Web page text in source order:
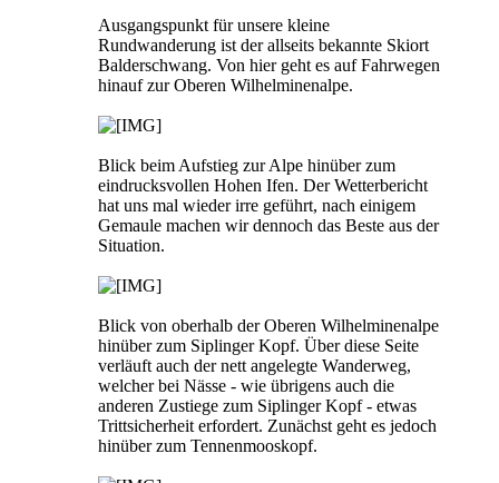
Ausgangspunkt für unsere kleine
Rundwanderung ist der allseits bekannte Skiort
Balderschwang. Von hier geht es auf Fahrwegen
hinauf zur Oberen Wilhelminenalpe.
Blick beim Aufstieg zur Alpe hinüber zum
eindrucksvollen Hohen Ifen. Der Wetterbericht
hat uns mal wieder irre geführt, nach einigem
Gemaule machen wir dennoch das Beste aus der
Situation.
Blick von oberhalb der Oberen Wilhelminenalpe
hinüber zum Siplinger Kopf. Über diese Seite
verläuft auch der nett angelegte Wanderweg,
welcher bei Nässe - wie übrigens auch die
anderen Zustiege zum Siplinger Kopf - etwas
Trittsicherheit erfordert. Zunächst geht es jedoch
hinüber zum Tennenmooskopf.